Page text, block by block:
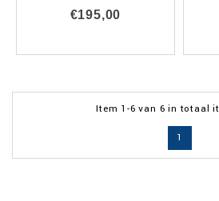
€195,00
Item 1-6 van 6 in totaal
1